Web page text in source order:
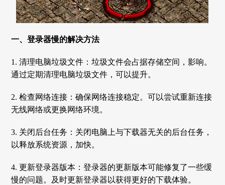
一、登录器慢的解决方法
1. 清理电脑垃圾文件：垃圾文件会占据存储空间，影响。
通过定期清理电脑垃圾文件，可以提升。
2. 检查网络连接：确保网络连接稳定。可以尝试重新连接
无线网络或更换网络环境。
3. 关闭后台任务：关闭电脑上与下载器无关的后台任务，
以释放系统资源，加快。
4. 更新登录器版本：登录器的更新版本可能修复了一些缓
慢的问题。及时更新登录器以获得更好的下载体验。